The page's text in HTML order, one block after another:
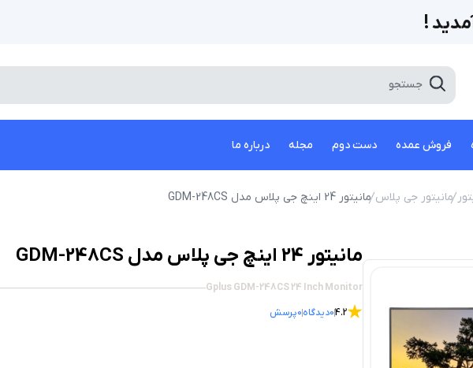
!
فروش عمده دست دوم مجله درباره ما
مانیتور جی پلاس مانیتور 24 اینچ جی پلاس مدل GDM-248CS
مانیتور 24 اینچ جی پلاس مدل GDM-248CS
Gplus GDM-248CS 24 Inch Monitor
4.2
0دیدگاه0پرسش